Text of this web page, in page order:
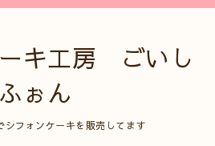
キ工房 ごいし
ふぉん
シフォンケーキを販売してます